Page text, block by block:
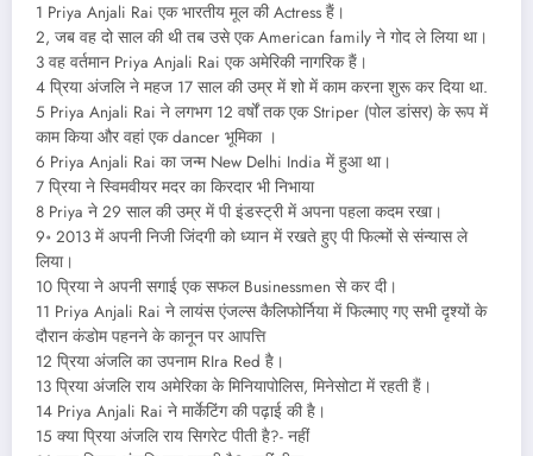
1 Priya Anjali Rai एक भारतीय मूल की Actress हैं।
2, जब वह दो साल की थी तब उसे एक American family ने गोद ले लिया था।
3 वह वर्तमान Priya Anjali Rai एक अमेरिकी नागरिक हैं।
4 प्रिया अंजलि ने महज 17 साल की उम्र में शो में काम करना शुरू कर दिया था.
5 Priya Anjali Rai ने लगभग 12 वर्षों तक एक Striper (पोल डांसर) के रूप में
काम किया और वहां एक dancer भूमिका ।
6 Priya Anjali Rai का जन्म New Delhi India में हुआ था।
7 प्रिया ने स्विमवीयर मदर का किरदार भी निभाया
8 Priya ने 29 साल की उम्र में पी इंडस्ट्री में अपना पहला कदम रखा।
9॰ 2013 में अपनी निजी जिंदगी को ध्यान में रखते हुए पी फिल्मों से संन्यास ले
लिया।
10 प्रिया ने अपनी सगाई एक सफल Businessmen से कर दी।
11 Priya Anjali Rai ने लायंस एंजल्स कैलिफोर्निया में फिल्माए गए सभी दृश्यों के
दौरान कंडोम पहनने के कानून पर आपत्ति
12 प्रिया अंजलि का उपनाम RIra Red है।
13 प्रिया अंजलि राय अमेरिका के मिनियापोलिस, मिनेसोटा में रहती हैं।
14 Priya Anjali Rai ने मार्केटिंग की पढ़ाई की है।
15 क्या प्रिया अंजलि राय सिगरेट पीती है?- नहीं